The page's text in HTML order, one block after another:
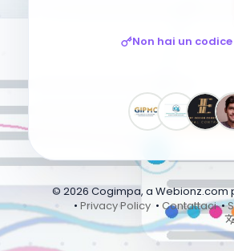
Non hai un
© 2026 Cogimpa, a Webionz.com
•Privacy Policy •Contattaci•